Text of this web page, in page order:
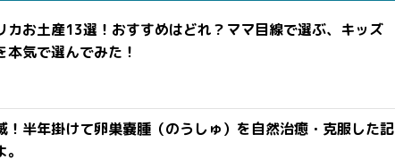
カお土産13選！おすすめはどれ？ママ目線で選ぶ、キッズ
気で選んでみた！
！半年掛けて卵巣嚢腫（のうしゅ）を自然治癒・克服した記